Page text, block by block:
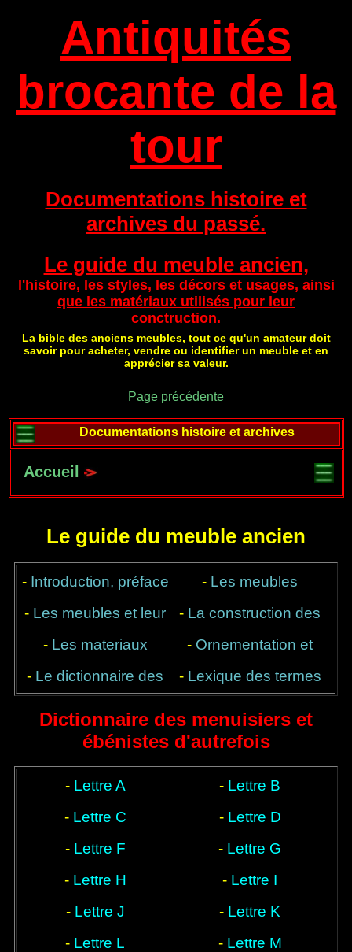
Antiquités
brocante de la
tour
Documentations histoire et
archives du passé.
Le guide du meuble ancien,
l'histoire, les styles, les décors et usages, ainsi
que les matériaux utilisés pour leur
conctruction.
La bible des anciens meubles, tout ce qu'un amateur doit
savoir pour acheter, vendre ou identifier un meuble et en
apprécier sa valeur.
Page précédente
Documentations histoire et archives
Accueil
Le guide du meuble ancien
- Introduction, préface - Les meubles
anciens, une valeur
refuge
- Les meubles et leur
destination
- La construction des
meubles
- Les materiaux
utilisés
- Ornementation et
décor, du style et des
- Le dictionnaire des
ébénistes
- Lexique des termes
Dictionnaire des menuisiers et
ébénistes d'autrefois
- Lettre A - Lettre B
- Lettre C - Lettre D
- Lettre F - Lettre G
- Lettre H - Lettre I
- Lettre J - Lettre K
- Lettre L - Lettre M